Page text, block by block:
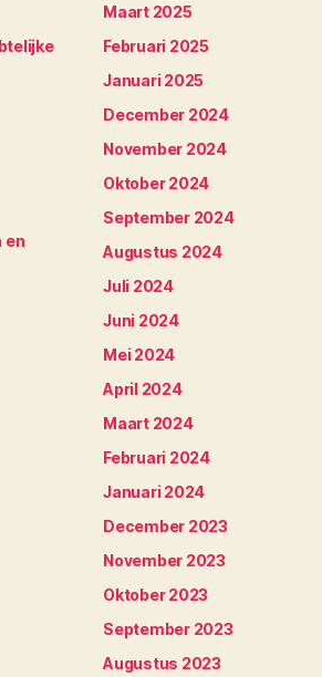
en
Maart 2025
Februari 2025
Januari 2025
December 2024
November 2024
Oktober 2024
September 2024
Augustus 2024
Juli 2024
Juni 2024
Mei 2024
April 2024
Maart 2024
Februari 2024
Januari 2024
December 2023
November 2023
Oktober 2023
September 2023
Augustus 2023